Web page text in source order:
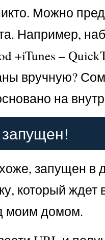
Можно
Например,
+iTunes –
вручную?
на
запущен!
запущен
который
моим домом.